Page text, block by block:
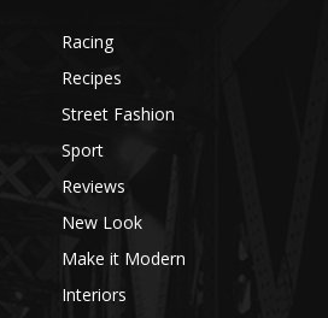
Racing
Recipes
Street Fashion
Sport
Reviews
New Look
Make it Modern
Interiors